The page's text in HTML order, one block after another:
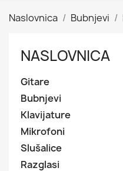
Naslovnica Bubnjevi
NASLOVNICA
Gitare
Bubnjevi
Klavijature
Mikrofoni
Slušalice
Razglasi